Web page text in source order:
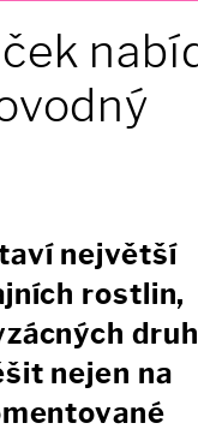
největší
rostlin,
nejen na